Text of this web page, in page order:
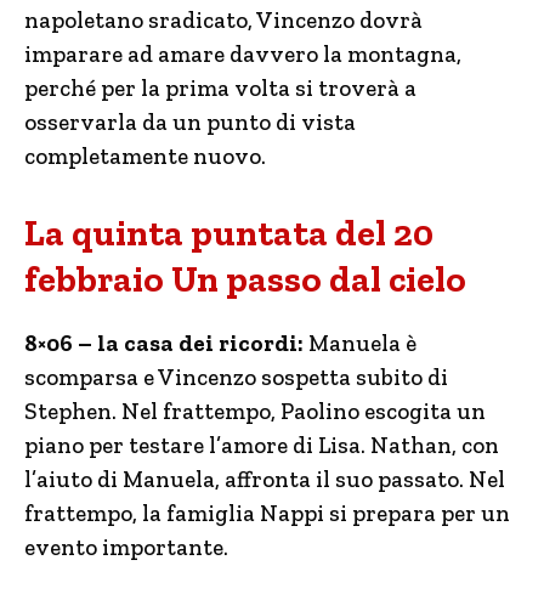
napoletano sradicato, Vincenzo dovrà
imparare ad amare davvero la montagna,
perché per la prima volta si troverà a
osservarla da un punto di vista
completamente nuovo.
La quinta puntata del 20
febbraio Un passo dal cielo
8×06 – la casa dei ricordi: Manuela è
scomparsa e Vincenzo sospetta subito di
Stephen. Nel frattempo, Paolino escogita un
piano per testare l’amore di Lisa. Nathan, con
l’aiuto di Manuela, affronta il suo passato. Nel
frattempo, la famiglia Nappi si prepara per un
evento importante.